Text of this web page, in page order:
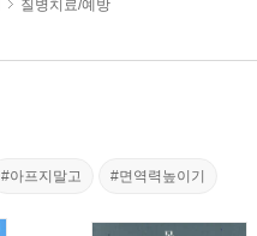
질병치료/예방
#아프지말고 #면역력높이기